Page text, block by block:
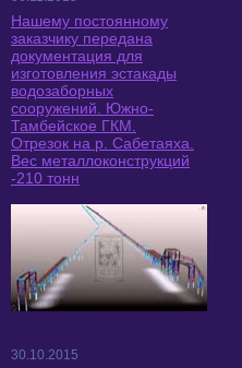
Нашему постоянному
заказчику передана
документация для
изготовления эстакады
водозаборных
сооружений. Южно-
Тамбейское ГКМ.
Отрезок на р. Сабетаяха.
Вес металлоконструкций
-210 тонн
30.10.2015